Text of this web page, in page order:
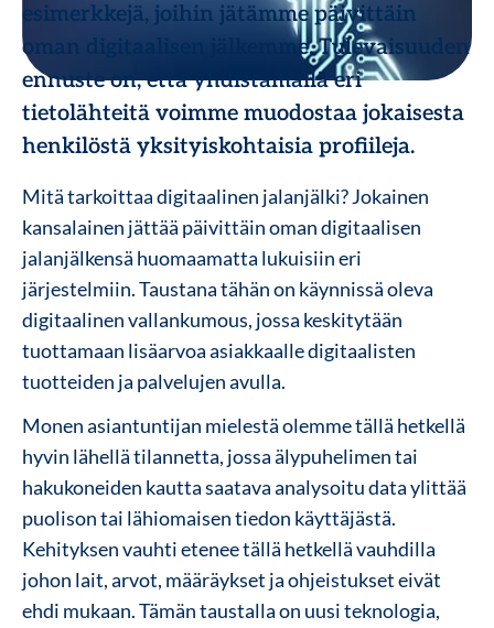
esimerkkejä, joihin jätämme päivittäin
oman digitaalisen jälkemme. Tulevaisuuden
ennuste on, että yhdistämällä eri
tietolähteitä voimme muodostaa jokaisesta
henkilöstä yksityiskohtaisia profiileja.
Mitä tarkoittaa digitaalinen jalanjälki? Jokainen
kansalainen jättää päivittäin oman digitaalisen
jalanjälkensä huomaamatta lukuisiin eri
järjestelmiin. Taustana tähän on käynnissä oleva
digitaalinen vallankumous, jossa keskitytään
tuottamaan lisäarvoa asiakkaalle digitaalisten
tuotteiden ja palvelujen avulla.
Monen asiantuntijan mielestä olemme tällä hetkellä
hyvin lähellä tilannetta, jossa älypuhelimen tai
hakukoneiden kautta saatava analysoitu data ylittää
puolison tai lähiomaisen tiedon käyttäjästä.
Kehityksen vauhti etenee tällä hetkellä vauhdilla
johon lait, arvot, määräykset ja ohjeistukset eivät
ehdi mukaan. Tämän taustalla on uusi teknologia,